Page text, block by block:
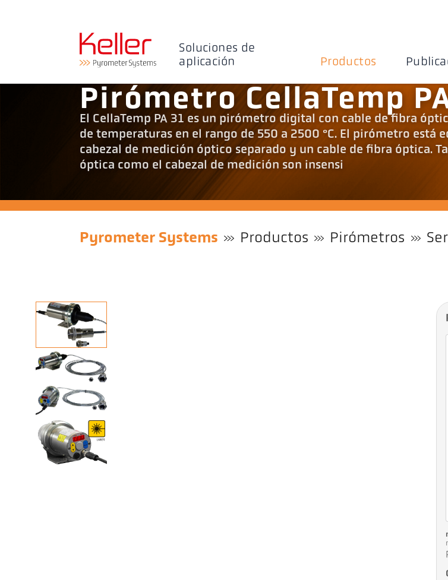
Soluciones de
aplicación
Productos
Pirómetro CellaTemp
El CellaTemp PA 31 es un pirómetro digital con cable de fibra
de temperaturas en el rango de 550 a 2500 °C. El pirómetro está
cabezal de medición óptico separado y un cable de fibra óptica.
óptica como el cabezal de medición son insensi
Pyrometer Systems Productos Pirómetros